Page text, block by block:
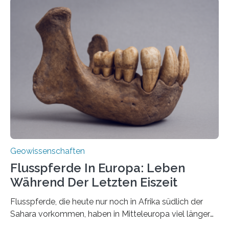
erzeugt durch Magma oder Gase, die sich durch
Schlote einen Weg nach oben bahnen? Jun.-Prof. Dr.
Miriam Christina Reiss, Vulkanseismologin an der
Johannes Gutenberg-Universität Mainz (JGU), und ihr
Team haben am Vulkan Oldoinyo Lengai in Tansania
solche Tremore lokalisiert. „Wir konnten die Tremore
nicht nur nachweisen, sondern ihren Ort in…
Geowissenschaften
Flusspferde In Europa: Leben
Während Der Letzten Eiszeit
Flusspferde, die heute nur noch in Afrika südlich der
Sahara vorkommen, haben in Mitteleuropa viel länger